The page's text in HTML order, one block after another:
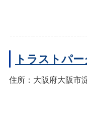
トラストパ
住所：大阪府大阪市